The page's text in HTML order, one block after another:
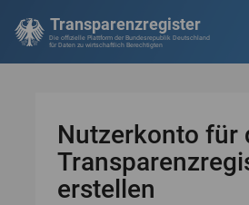
Transparenzregister
Die offizielle Plattform der Bundesrepublik Deutschland
für Daten zu wirtschaftlich Berechtigten
Nutzerkonto für
erstellen